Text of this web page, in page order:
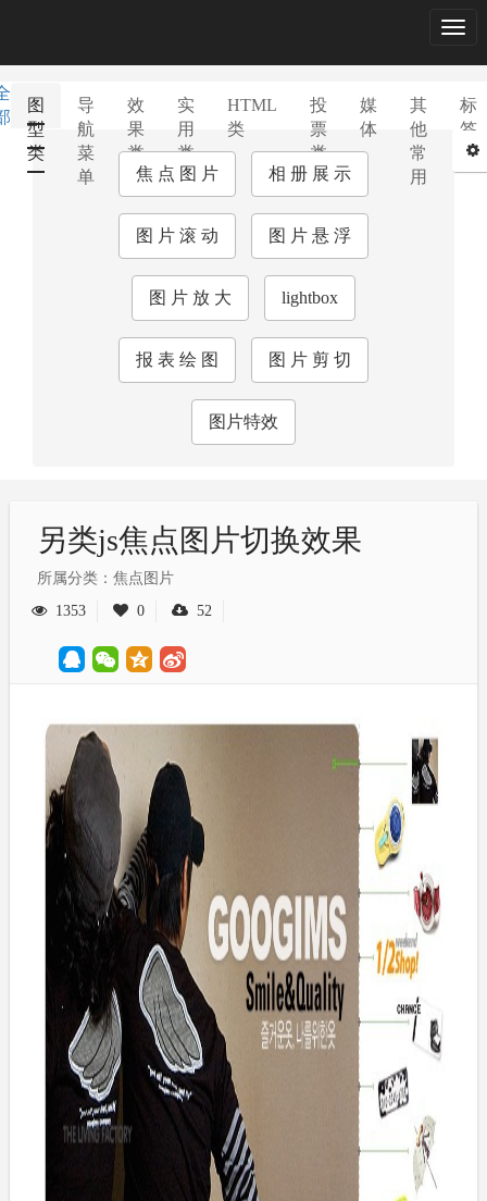
图
型
类
导
航
菜
单
效
果
类
实
用
类
HTML
类
投
票
类
媒
体
其
他
常
用
标
签
库
焦 点 图 片
相 册 展 示
图 片 滚 动 图 片 悬 浮
图 片 放 大 lightbox
报 表 绘 图 图 片 剪 切
图片特效
另类js焦点图片切换效果
所属分类：焦点图片
1353
0 52